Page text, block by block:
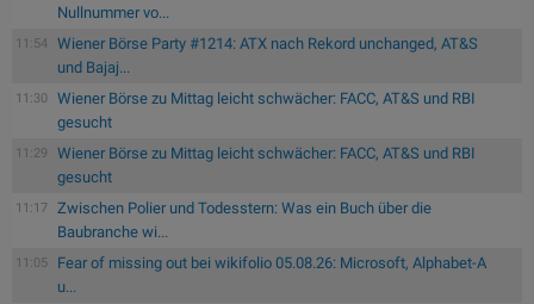
Nullnummer vo...
11:54
Wiener Börse Party #1214: ATX nach Rekord unchanged, AT&S
und Bajaj...
11:30
Wiener Börse zu Mittag leicht schwächer: FACC, AT&S und RBI
gesucht
11:29
Wiener Börse zu Mittag leicht schwächer: FACC, AT&S und RBI
gesucht
11:17
Zwischen Polier und Todesstern: Was ein Buch über die
Baubranche wi...
11:05
Fear of missing out bei wikifolio 05.08.26: Microsoft, Alphabet-A
u...